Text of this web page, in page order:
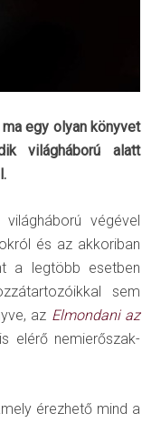
egy olyan könyvet
világháború alatt
végével
és az akkoriban
a legtöbb esetben
sem
az Elmondani az
elérő nemierőszak-
érezhető mind a